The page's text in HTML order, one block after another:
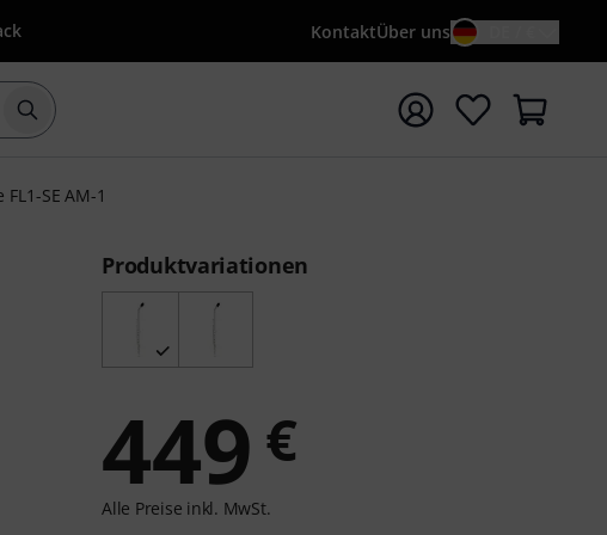
KontaktÜber uns
Suche mit Suchwort {searchTerm} starten
SE AM-1
Produktvariationen
449 €
Alle Preise inkl. MwSt.